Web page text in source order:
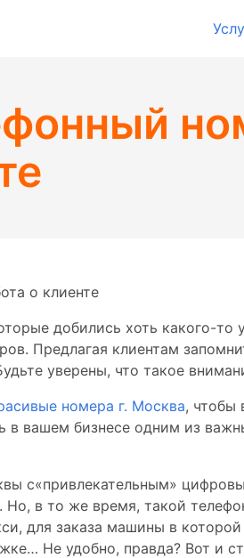
о клиенте
добились хоть какого-то
Предлагая клиентам
уверены, что такое
номера г. Москва, чтобы
вашем бизнесе одним из
с«привлекательным»
в то же время, такой
для заказа машины в
Не удобно, правда? Вот и